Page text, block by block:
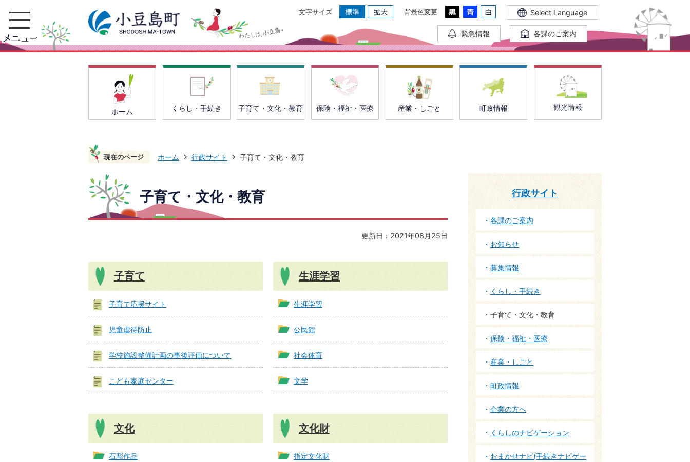
文字サイズ 背景色変更 Select Language
緊急情報 各課のご案内
ホーム くらし・手続き 子育て・文化・教育 保険・福祉・医療 産業・しごと 町政情報 観光情報
現在のページ ホーム 行政サイト 子育て・文化・教育
子育て・文化・教育
更新日：2021年08月25日
子育て
子育て応援サイト
児童虐待防止
学校施設整備計画の事後評価について
こども家庭センター
生涯学習
生涯学習
公民館
社会体育
文学
文化
石彫作品
文化財
指定文化財
行政サイト
各課のご案内
お知らせ
募集情報
くらし・手続き
子育て・文化・教育
保険・福祉・医療
産業・しごと
町政情報
企業の方へ
くらしのナビゲーション
おまかせナビ(手続きナビゲー